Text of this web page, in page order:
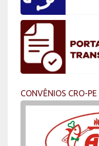
CONVÊNIOS CRO-PE